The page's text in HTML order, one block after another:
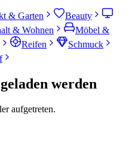
& Garten
Beauty
& Wohnen
Möbel &
Reifen
Schmuck
werden
aufgetreten.